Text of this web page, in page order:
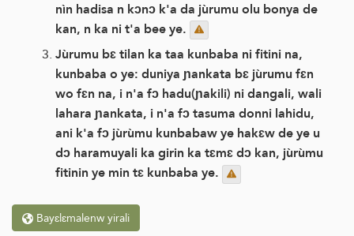
nìn hadisa n kɔnɔ k'a da jùrumu olu bonya de
kan, n ka ni t'a bee ye.
Jùrumu bɛ tilan ka taa kunbaba ni fitini na,
kunbaba o ye: duniya ɲankata bɛ jùrumu fɛn
wo fɛn na, i n'a fɔ hadu(ɲakili) ni dangali, wali
lahara ɲankata, i n'a fɔ tasuma donni lahidu,
ani k'a fɔ jùrùmu kunbabaw ye hakɛw de ye u
dɔ haramuyali ka girin ka tɛmɛ dɔ kan, jùrùmu
fitinin ye min tɛ kunbaba ye.
Bayɛlɛmalenw yirali